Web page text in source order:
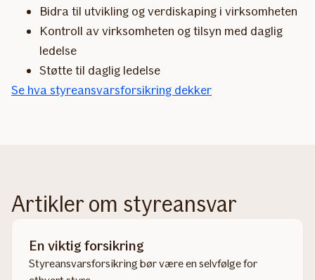
Bidra til utvikling og verdiskaping i virksomheten
Kontroll av virksomheten og tilsyn med daglig
ledelse
Støtte til daglig ledelse
Se hva styreansvarsforsikring dekker
Artikler om styreansvar
En viktig forsikring
Styreansvarsforsikring bør være en selvfølge for